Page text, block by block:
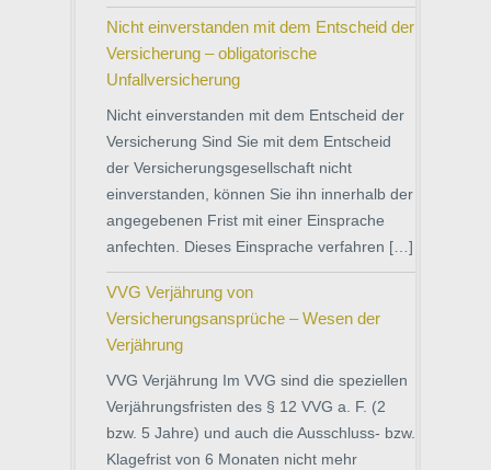
Nicht einverstanden mit dem Entscheid der
Versicherung – obligatorische
Unfallversicherung
Nicht einverstanden mit dem Entscheid der
Versicherung Sind Sie mit dem Entscheid
der Versicherungsgesellschaft nicht
einverstanden, können Sie ihn innerhalb der
angegebenen Frist mit einer Einsprache
anfechten. Dieses Einsprache verfahren […]
VVG Verjährung von
Versicherungsansprüche – Wesen der
Verjährung
VVG Verjährung Im VVG sind die speziellen
Verjährungsfristen des § 12 VVG a. F. (2
bzw. 5 Jahre) und auch die Ausschluss- bzw.
Klagefrist von 6 Monaten nicht mehr